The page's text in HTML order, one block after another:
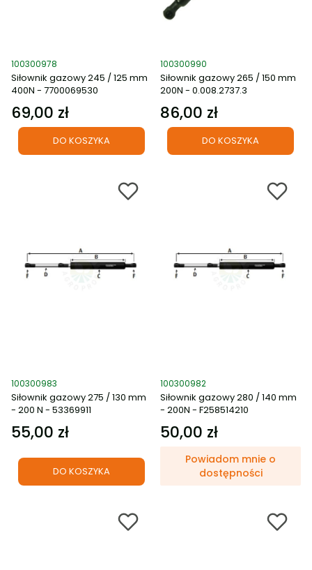
Kod produktu
100300978
Siłownik gazowy 245 / 125 mm
400N - 7700069530
Cena
69,00 zł
DO KOSZYKA
Kod produktu
100300990
Siłownik gazowy 265 / 150 mm
200N - 0.008.2737.3
Cena
86,00 zł
DO KOSZYKA
Kod produktu
100300983
Siłownik gazowy 275 / 130 mm
- 200 N - 53369911
Cena
55,00 zł
DO KOSZYKA
Kod produktu
100300982
Siłownik gazowy 280 / 140 mm
- 200N - F258514210
Cena
50,00 zł
Powiadom mnie o
dostępności